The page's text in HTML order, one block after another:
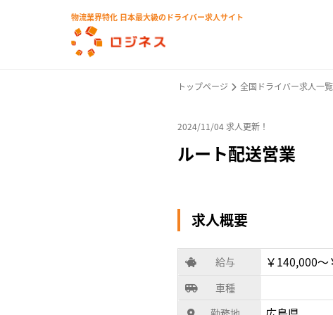
物流業界特化 日本最大級のドライバー求人サイト
トップページ 全国ドライバー求人一覧
2024/11/04 求人更新！
ルート配送営業
求人概要
給与 ￥140,000
車種